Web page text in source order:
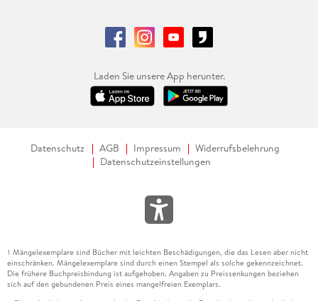
Laden Sie unsere App herunter.
Datenschutz AGB Impressum
Widerrufsbelehrung
Datenschutzeinstellungen
1 Mängelexemplare sind Bücher mit leichten Beschädigungen, die das Lesen aber nicht
einschränken. Mängelexemplare sind durch einen Stempel als solche gekennzeichnet.
Die frühere Buchpreisbindung ist aufgehoben. Angaben zu Preissenkungen beziehen
sich auf den gebundenen Preis eines mangelfreien Exemplars.